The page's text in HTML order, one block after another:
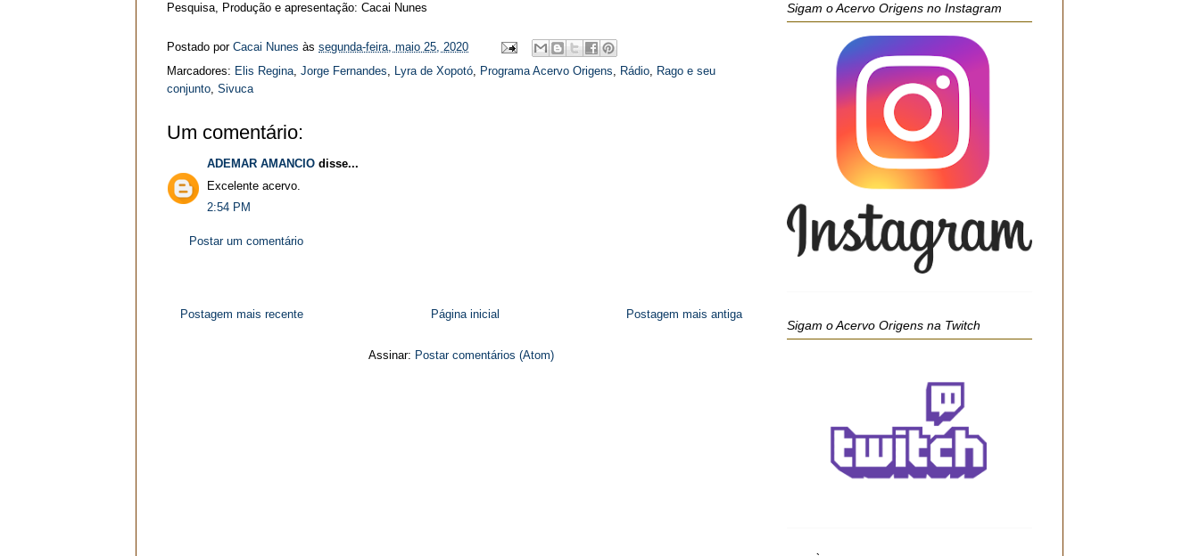
Pesquisa, Produção e apresentação: Cacai Nunes
Postado por Cacai Nunes às segunda-feira, maio 25, 2020
Marcadores: Elis Regina, Jorge Fernandes, Lyra de Xopotó, Programa Acervo Origens, Rádio, Rago e seu
conjunto, Sivuca
Um comentário:
ADEMAR AMANCIO disse...
Excelente acervo.
2:54 PM
Postar um comentário
Postagem mais recente Postagem mais antiga
Página inicial
Assinar: Postar comentários (Atom)
Sigam o Acervo Origens no Instagram
Sigam o Acervo Origens na Twitch